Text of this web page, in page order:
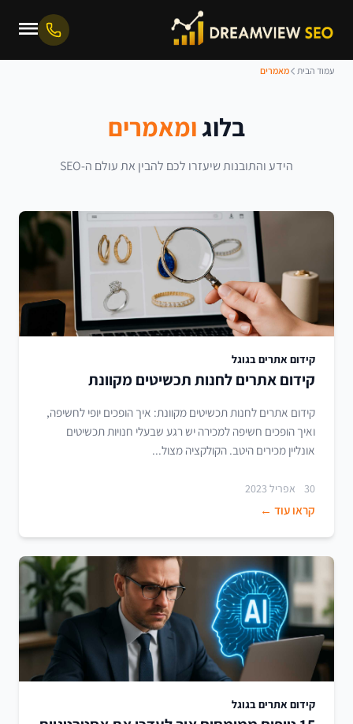
עמוד הבית מאמרים
בלוגומאמרים
הידע והתובנות שיעזרו לכם להבין את עולם ה-SEO
קידום אתרים בגוגל
קידום אתרים לחנות תכשיטים מקוונת
קידום אתרים לחנות תכשיטים מקוונת: איך הופכים יופי לחשיפה,
ואיך הופכים חשיפה למכירה יש רגע שבעלי חנויות תכשיטים
אונליין מכירים היטב. הקולקציה מצול...
30 אפריל 2023
קראו עוד ←
קידום אתרים בגוגל